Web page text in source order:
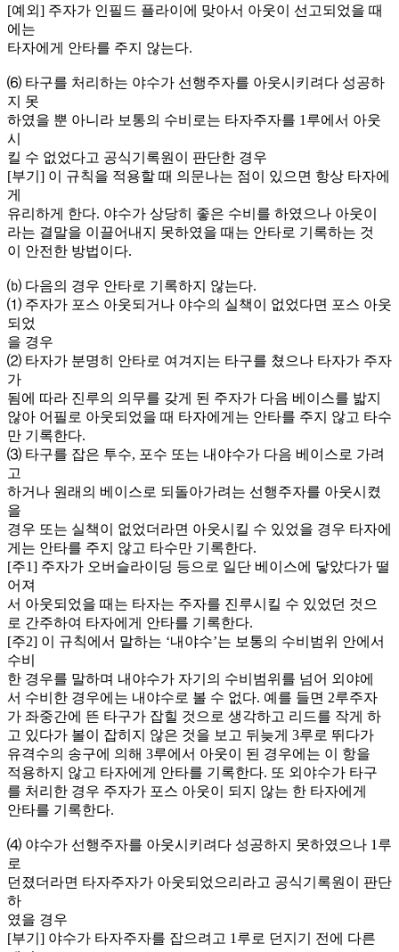
[예외] 주자가 인필드 플라이에 맞아서 아웃이 선고되었을 때
에는
타자에게 안타를 주지 않는다.
⑹ 타구를 처리하는 야수가 선행주자를 아웃시키려다 성공하
지 못
하였을 뿐 아니라 보통의 수비로는 타자주자를 1루에서 아웃
시
킬 수 없었다고 공식기록원이 판단한 경우
[부기] 이 규칙을 적용할 때 의문나는 점이 있으면 항상 타자에
게
유리하게 한다. 야수가 상당히 좋은 수비를 하였으나 아웃이
라는 결말을 이끌어내지 못하였을 때는 안타로 기록하는 것
이 안전한 방법이다.
⒝ 다음의 경우 안타로 기록하지 않는다.
⑴ 주자가 포스 아웃되거나 야수의 실책이 없었다면 포스 아웃
되었
을 경우
⑵ 타자가 분명히 안타로 여겨지는 타구를 쳤으나 타자가 주자
가
됨에 따라 진루의 의무를 갖게 된 주자가 다음 베이스를 밟지
않아 어필로 아웃되었을 때 타자에게는 안타를 주지 않고 타수
만 기록한다.
⑶ 타구를 잡은 투수, 포수 또는 내야수가 다음 베이스로 가려
고
하거나 원래의 베이스로 되돌아가려는 선행주자를 아웃시켰
을
경우 또는 실책이 없었더라면 아웃시킬 수 있었을 경우 타자에
게는 안타를 주지 않고 타수만 기록한다.
[주1] 주자가 오버슬라이딩 등으로 일단 베이스에 닿았다가 떨
어져
서 아웃되었을 때는 타자는 주자를 진루시킬 수 있었던 것으
로 간주하여 타자에게 안타를 기록한다.
[주2] 이 규칙에서 말하는 ‘내야수’는 보통의 수비범위 안에서
수비
한 경우를 말하며 내야수가 자기의 수비범위를 넘어 외야에
서 수비한 경우에는 내야수로 볼 수 없다. 예를 들면 2루주자
가 좌중간에 뜬 타구가 잡힐 것으로 생각하고 리드를 작게 하
고 있다가 볼이 잡히지 않은 것을 보고 뒤늦게 3루로 뛰다가
유격수의 송구에 의해 3루에서 아웃이 된 경우에는 이 항을
적용하지 않고 타자에게 안타를 기록한다. 또 외야수가 타구
를 처리한 경우 주자가 포스 아웃이 되지 않는 한 타자에게
안타를 기록한다.
⑷ 야수가 선행주자를 아웃시키려다 성공하지 못하였으나 1루
로
던졌더라면 타자주자가 아웃되었으리라고 공식기록원이 판단
하
였을 경우
[부기] 야수가 타자주자를 잡으려고 1루로 던지기 전에 다른